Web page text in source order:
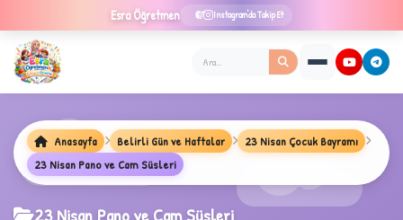
Esra Öğretmen Instagram'da Takip Et
Anasayfa Belirli Gün ve Haftalar
23 Nisan Çocuk Bayramı
23 Nisan Pano ve Cam Süsleri
23 Nisan Pano ve Cam Süsleri